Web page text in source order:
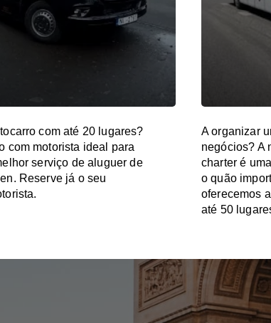
com até 20 lugares?
com motorista ideal para
serviço de aluguer de
Reserve já o seu
A organizar
negócios? A
charter é
o quão
oferecemos
até 50